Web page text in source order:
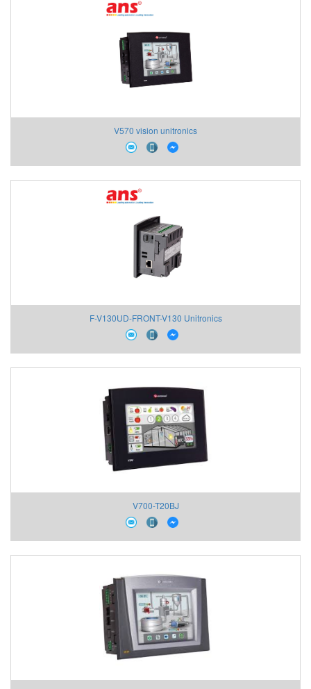
V570 vision unitronics
F-V130UD-FRONT-V130 Unitronics
V700-T20BJ